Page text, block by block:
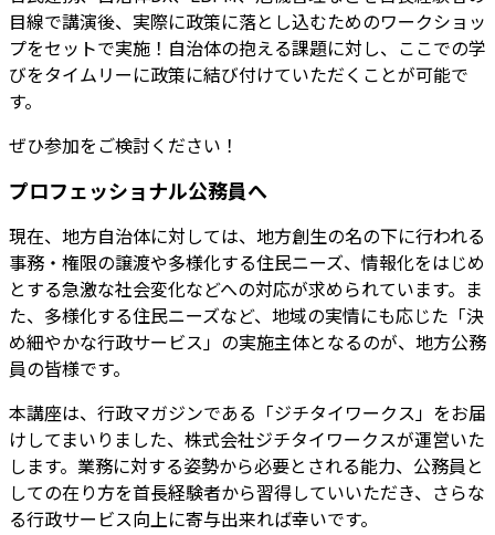
目線で講演後、実際に政策に落とし込むためのワークショッ
プをセットで実施！自治体の抱える課題に対し、ここでの学
びをタイムリーに政策に結び付けていただくことが可能で
す。
ぜひ参加をご検討ください！
プロフェッショナル公務員へ
現在、地方自治体に対しては、地方創生の名の下に行われる
事務・権限の譲渡や多様化する住民ニーズ、情報化をはじめ
とする急激な社会変化などへの対応が求められています。ま
た、多様化する住民ニーズなど、地域の実情にも応じた「決
め細やかな行政サービス」の実施主体となるのが、地方公務
員の皆様です。
本講座は、行政マガジンである「ジチタイワークス」をお届
けしてまいりました、株式会社ジチタイワークスが運営いた
します。業務に対する姿勢から必要とされる能力、公務員と
しての在り方を首長経験者から習得していいただき、さらな
る行政サービス向上に寄与出来れば幸いです。